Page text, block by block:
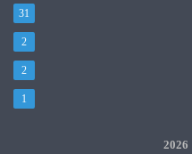
31
2
2
1